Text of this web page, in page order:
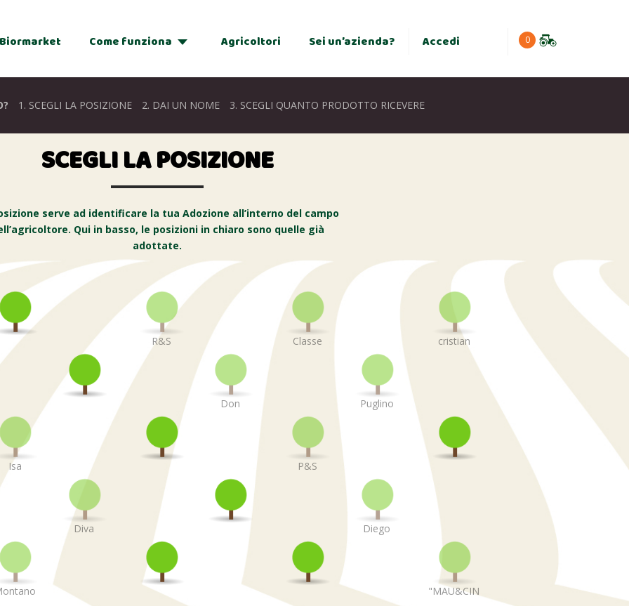
0
Biormarket Come funziona Agricoltori Sei un’azienda? Accedi
1. SCEGLI LA POSIZIONE 2. DAI UN NOME 3. SCEGLI QUANTO PRODOTTO RICEVERE
SCEGLI LA POSIZIONE
serve ad identificare la tua Adozione all’interno del campo
Qui in basso, le posizioni in chiaro sono quelle già
adottate.
R&S Classe cristian
Don Puglino
Isa P&S
Diva Diego
"MAU&CIN